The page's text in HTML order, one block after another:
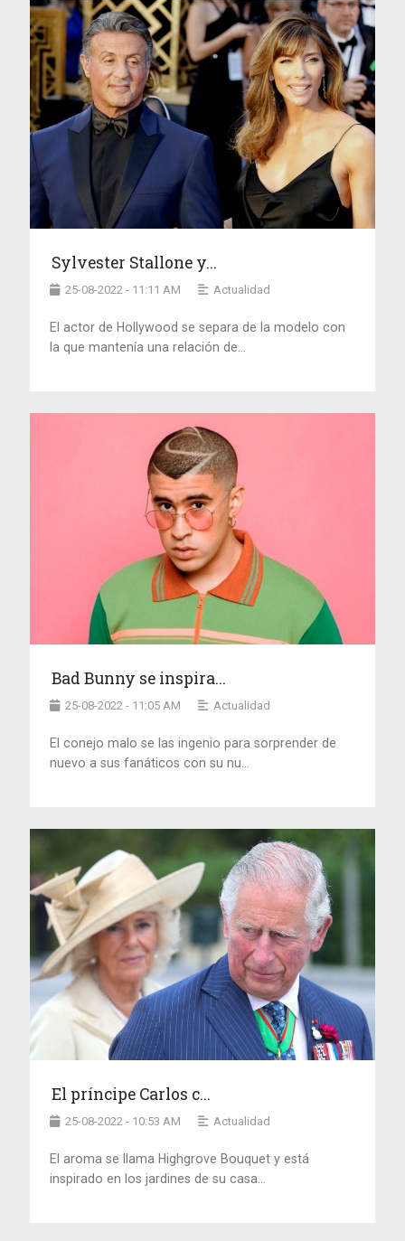
Sylvester Stallone y...
25-08-2022 - 11:11 AM Actualidad
El actor de Hollywood se separa de la modelo con
la que mantenía una relación de...
Bad Bunny se inspira...
25-08-2022 - 11:05 AM Actualidad
El conejo malo se las ingenio para sorprender de
nuevo a sus fanáticos con su nu...
El príncipe Carlos c...
25-08-2022 - 10:53 AM Actualidad
El aroma se llama Highgrove Bouquet y está
inspirado en los jardines de su casa...